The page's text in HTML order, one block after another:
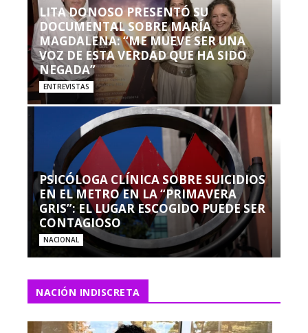
LITA DONOSO PRESENTÓ SU
DOCUMENTAL SOBRE MARÍA
MAGDALENA: “ME MUEVE SER UNA
VOZ DE ESTA VERDAD QUE HA SIDO
NEGADA”
ENTREVISTAS
PSICÓLOGA CLÍNICA SOBRE SUICIDIOS
EN EL METRO EN LA “PRIMAVERA
GRIS”: EL LUGAR ESCOGIDO PUEDE SER
CONTAGIOSO
NACIONAL
NACIÓN INDISCRETA